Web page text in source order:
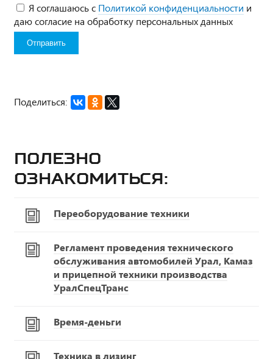
Я соглашаюсь с Политикой конфиденциальности и
даю согласие на обработку персональных данных
Поделиться:
Полезно
ознакомиться:
Переоборудование техники
Регламент проведения технического
обслуживания автомобилей Урал, Камаз
и прицепной техники производства
УралСпецТранс
Время-деньги
Техника в лизинг